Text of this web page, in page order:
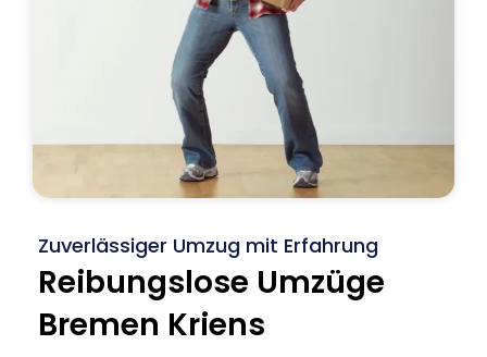
Zuverlässiger Umzug mit Erfahrung
Reibungslose Umzüge
Bremen Kriens